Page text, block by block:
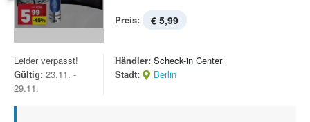
Preis: € 5,99
Leider verpasst!
Gültig: 23.11. -
29.11.
Händler: Scheck-in Center
Stadt:
Berlin